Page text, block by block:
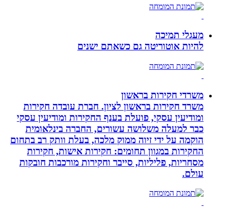
מעגלי תמיכה
להיות אוטוריטה גם כשאתם ישנים
משרדי חקירות בראשון
משרד חקירות בראשון לציון. חברת עובדה חקירות
ומודיעין עסקי, פועלת בענף החקירות ומודיעין עסקי
כבר למעלה משלושה עשורים, החברה בינלאומית
הוקמה על ידי זיוה ממוק מלכה, בעלת וותק רב בתחום
החקירות במגוון תחומים: חקירות אישות, חקירות
מסחריות, פליליות, סייבר וחקירות מורכבות חובקות
עולם.